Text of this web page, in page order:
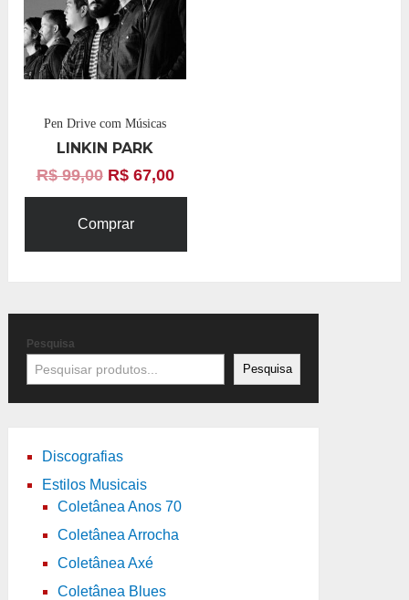
Pen Drive com Músicas
LINKIN PARK
R$99,00 R$67,00
Comprar
Pesquisa
Pesquisa
Discografias
Estilos Musicais
Coletânea Anos 70
Coletânea Arrocha
Coletânea Axé
Coletânea Blues